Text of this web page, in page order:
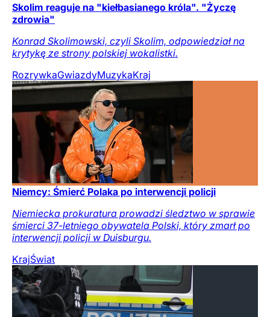
Skolim reaguje na "kiełbasianego króla". "Życzę
zdrowia"
Konrad Skolimowski, czyli Skolim, odpowiedział na
krytykę ze strony polskiej wokalistki.
RozrywkaGwiazdyMuzykaKraj
Niemcy: Śmierć Polaka po interwencji policji
Niemiecka prokuratura prowadzi śledztwo w sprawie
śmierci 37-letniego obywatela Polski, który zmarł po
interwencji policji w Duisburgu.
KrajŚwiat